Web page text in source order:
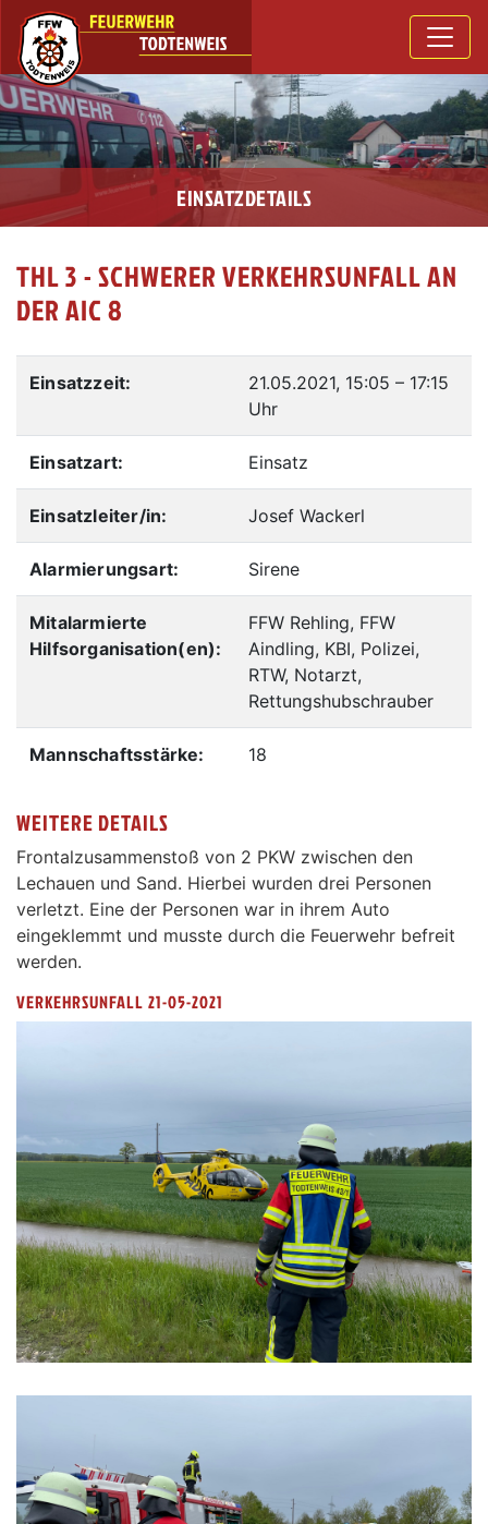
EINSATZDETAILS
THL 3 - SCHWERER VERKEHRSUNFALL AN
DER AIC 8
Einsatzzeit: 21.05.2021, 15:05 – 17:15
Uhr
Einsatzart: Einsatz
Einsatzleiter/in: Josef Wackerl
Alarmierungsart: Sirene
Mitalarmierte
Hilfsorganisation(en):
FFW Rehling, FFW
Aindling, KBI, Polizei,
RTW, Notarzt,
Rettungshubschrauber
Mannschaftsstärke: 18
WEITERE DETAILS
Frontalzusammenstoß von 2 PKW zwischen den
Lechauen und Sand. Hierbei wurden drei Personen
verletzt. Eine der Personen war in ihrem Auto
eingeklemmt und musste durch die Feuerwehr befreit
werden.
VERKEHRSUNFALL 21-05-2021